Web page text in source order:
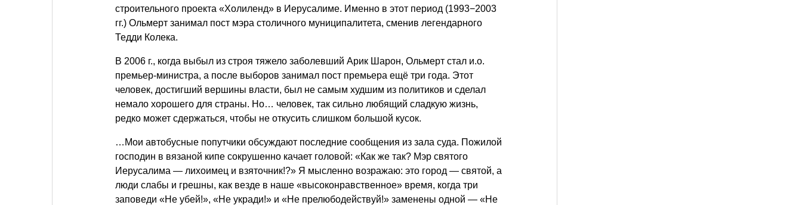
строительного проекта «Холиленд» в Иерусалиме. Именно в этот период (1993−2003
гг.) Ольмерт занимал пост мэра столичного муниципалитета, сменив легендарного
Тедди Колека.
В 2006 г., когда выбыл из строя тяжело заболевший Арик Шарон, Ольмерт стал и.о.
премьер-министра, а после выборов занимал пост премьера ещё три года. Этот
человек, достигший вершины власти, был не самым худшим из политиков и сделал
немало хорошего для страны. Но… человек, так сильно любящий сладкую жизнь,
редко может сдержаться, чтобы не откусить слишком большой кусок.
…Мои автобусные попутчики обсуждают последние сообщения из зала суда. Пожилой
господин в вязаной кипе сокрушенно качает головой: «Как же так? Мэр святого
Иерусалима — лихоимец и взяточник!?» Я мысленно возражаю: это город — святой, а
люди слабы и грешны, как везде в наше «высоконравственное» время, когда три
заповеди «Не убей!», «Не укради!» и «Не прелюбодействуй!» заменены одной — «Не